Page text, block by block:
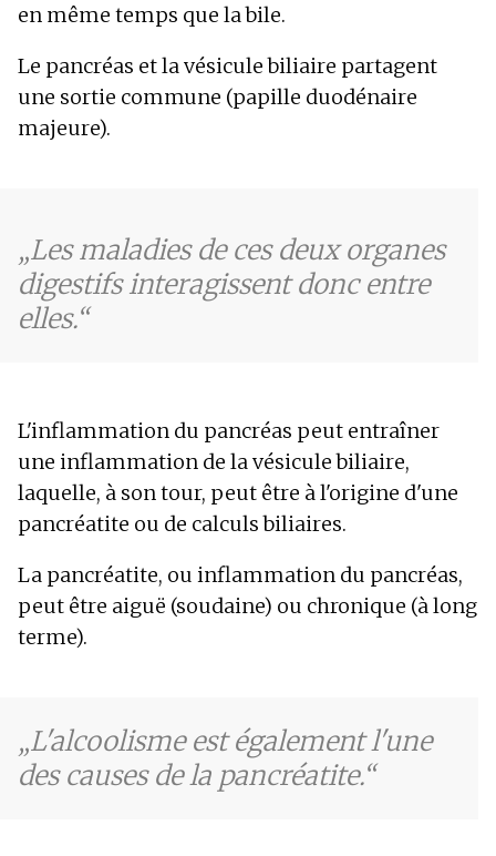
en même temps que la bile.
Le pancréas et la vésicule biliaire partagent
une sortie commune (papille duodénaire
majeure).
Les maladies de ces deux organes
digestifs interagissent donc entre
elles.
L'inflammation du pancréas peut entraîner
une inflammation de la vésicule biliaire,
laquelle, à son tour, peut être à l'origine d'une
pancréatite ou de calculs biliaires.
La pancréatite, ou inflammation du pancréas,
peut être aiguë (soudaine) ou chronique (à long
terme).
L'alcoolisme est également l'une
des causes de la pancréatite.